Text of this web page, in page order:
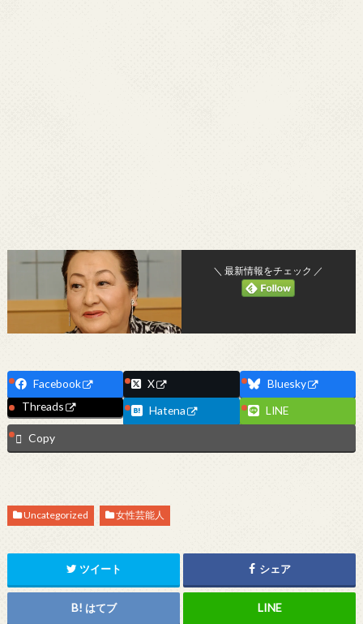
＼ 最新情報をチェック ／
Facebook X
Bluesky
Threads
Hatena
LINE
Copy
Uncategorized 女性芸能人
ツイート シェア
はてブ